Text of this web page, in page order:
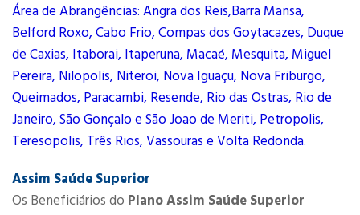
Área de Abrangências: Angra dos Reis,Barra Mansa,
Belford Roxo, Cabo Frio, Compas dos Goytacazes, Duque
de Caxias, Itaborai, Itaperuna, Macaé, Mesquita, Miguel
Pereira, Nilopolis, Niteroi, Nova Iguaçu, Nova Friburgo,
Queimados, Paracambi, Resende, Rio das Ostras, Rio de
Janeiro, São Gonçalo e São Joao de Meriti, Petropolis,
Teresopolis, Três Rios, Vassouras e Volta Redonda.
Assim Saúde Superior
Os Beneficiários do Plano Assim Saúde Superior